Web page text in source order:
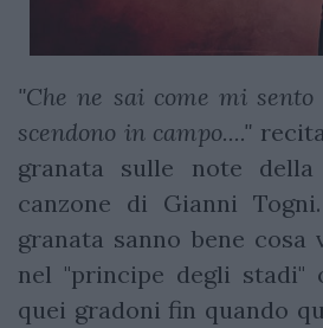
"Che ne sai come mi
scendono in campo...."
granata sulle note della
canzone di Gianni
granata sanno bene
nel "principe degli stadi"
quei gradoni fin quando